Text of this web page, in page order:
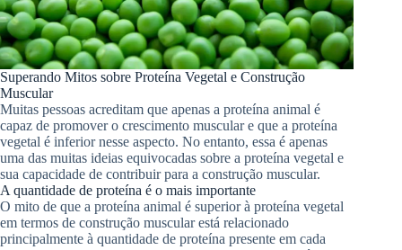
Superando Mitos sobre Proteína Vegetal e Construção
Muscular
Muitas pessoas acreditam que apenas a proteína animal é
capaz de promover o crescimento muscular e que a proteína
vegetal é inferior nesse aspecto. No entanto, essa é apenas
uma das muitas ideias equivocadas sobre a proteína vegetal e
sua capacidade de contribuir para a construção muscular.
A quantidade de proteína é o mais importante
O mito de que a proteína animal é superior à proteína vegetal
em termos de construção muscular está relacionado
principalmente à quantidade de proteína presente em cada